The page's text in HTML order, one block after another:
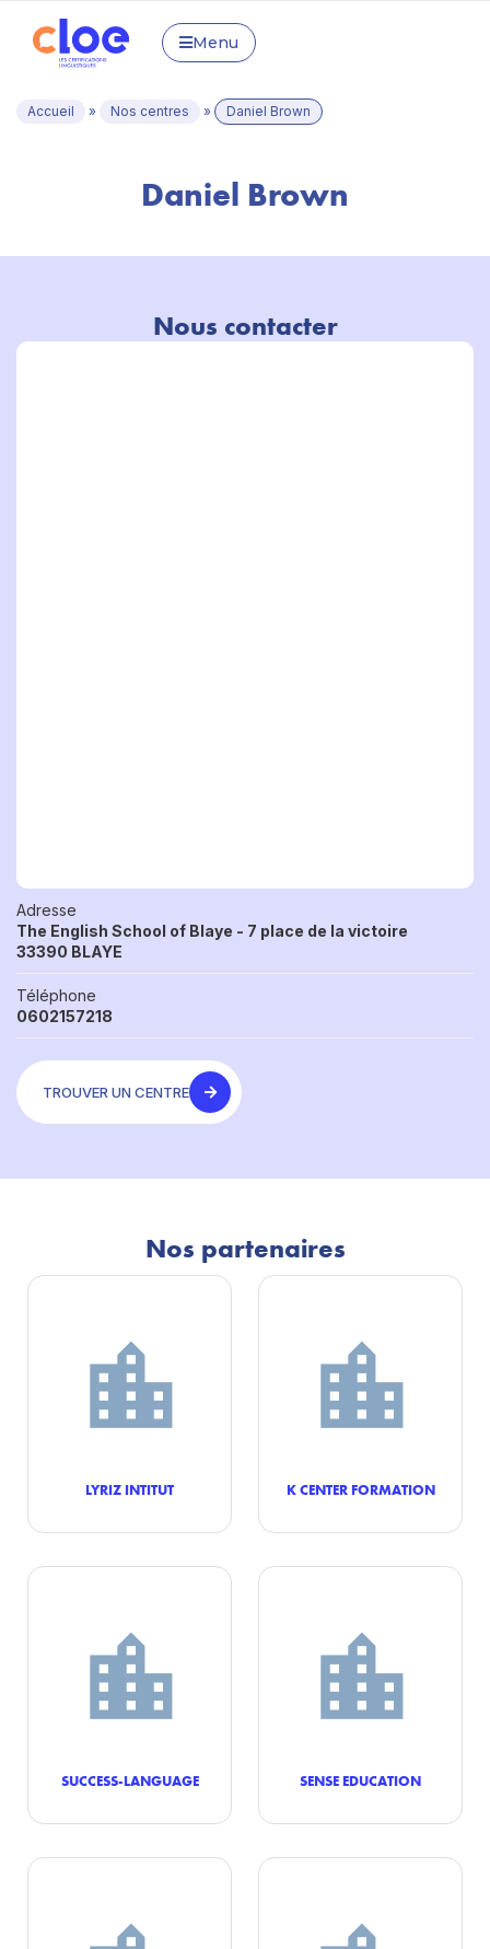
Menu
Accueil » Nos centres » Daniel Brown
Daniel Brown
Nous contacter
Adresse
The English School of Blaye - 7 place de la victoire
33390 BLAYE
Téléphone
0602157218
TROUVER UN CENTRE
Nos partenaires
LYRIZ INTITUT K CENTER FORMATION
SUCCESS-LANGUAGE SENSE EDUCATION